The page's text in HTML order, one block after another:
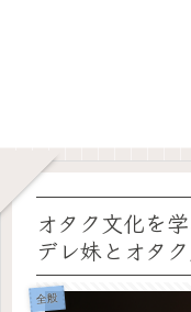
オタク文化を
デレ妹とオタ
全般